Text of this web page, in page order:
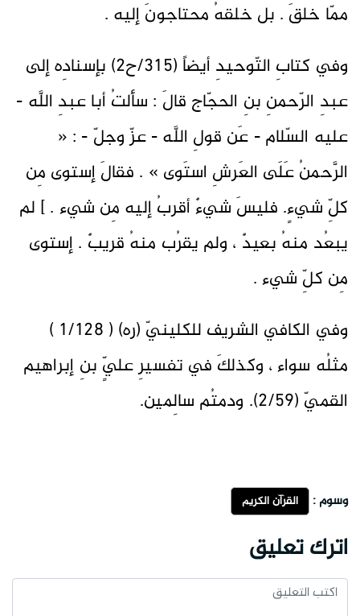
ممّا خلقَ . بل خلقهُ محتاجونَ إليه .
وفي كتابِ التّوحيدِ أيضاً (315/ح2) بإسنادِه إلى
عبدِ الرّحمنِ بنِ الحجّاج قالَ : سألتُ أبا عبدِ اللَّه -
عليه السّلام - عَن قولِ اللَّه - عزّ وجلّ - : «
الرَّحمنُ عَلَى العَرشِ استَوى » . فقالَ إستوى مِن
كلِّ شيءٍ. فليسَ شيءٌ أقربُ إليه مِن شيء . ] لم
يبعُد منهُ بعيدٌ ، ولم يقرُب منهُ قريبٌ . إستوى
مِن كلِّ شيء .
وفي الكافي الشريف للكلينيّ (ره) ( 1/128 )
مثلُه سواء ، وكذلكَ في تفسيرِ عليٍّ بنِ إبراهيم
القميّ (2/59). ودمتُم سالِمين.
وسوم : القرآن الكريم
اترك تعليق